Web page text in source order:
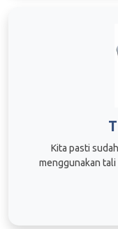
Kita pasti
menggunakan tali